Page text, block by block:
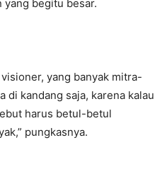
yang begitu besar.
yang banyak mitra-
di kandang saja, karena kalau
harus betul-betul
pungkasnya.